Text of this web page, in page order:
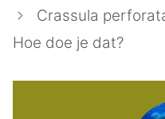
Crassula
Hoe doe je dat?